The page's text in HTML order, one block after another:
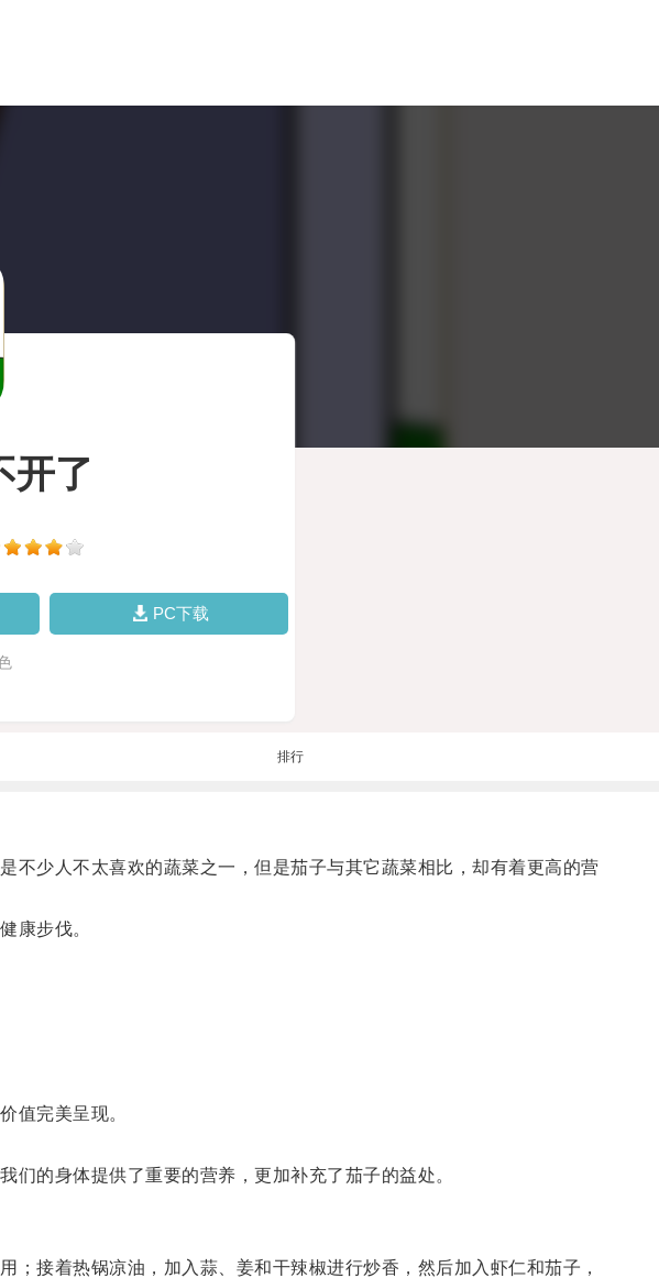
开了
PC下载
排行
少人不太喜欢的蔬菜之一，但是茄子与其它蔬菜相比，却有着更高的营
康步伐。
值完美呈现。
的身体提供了重要的营养，更加补充了茄子的益处。
接着热锅凉油，加入蒜、姜和干辣椒进行炒香，然后加入虾仁和茄子，